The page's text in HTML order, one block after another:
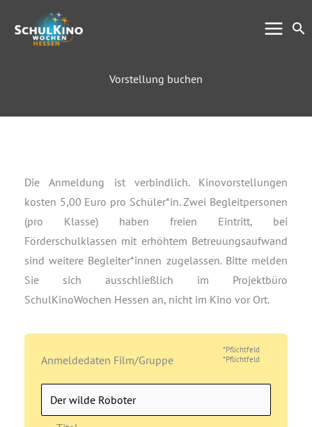
Inhalt
springen
Vorstellung buchen
Die Anmeldung ist verbindlich. Kinovorstellungen
kosten 5,00 Euro pro Schüler*in. Zwei Begleitpersonen
(pro Klasse) haben freien Eintritt, bei
Förderschulklassen mit erhöhtem Betreuungsaufwand
sind weitere Begleiter*innen zugelassen. Bitte melden
Sie sich ausschließlich im Projektbüro
SchulKinoWochen Hessen an, nicht im Kino vor Ort.
*Pflichtfeld
Anmeldedaten Film/Gruppe *Pflichtfeld